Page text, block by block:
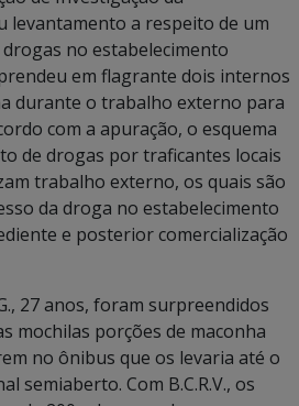
levantamento a respeito de um
no estabelecimento
em flagrante dois internos
durante o trabalho externo para
com a apuração, o esquema
de drogas por traficantes locais
trabalho externo, os quais são
da droga no estabelecimento
e posterior comercialização
27 anos, foram surpreendidos
mochilas porções de maconha
no ônibus que os levaria até o
semiaberto. Com B.C.R.V., os